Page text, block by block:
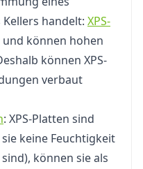
handelt: XPS-
können hohen
können XPS-
verbaut
: XPS-Platten sind
keine Feuchtigkeit
können sie als